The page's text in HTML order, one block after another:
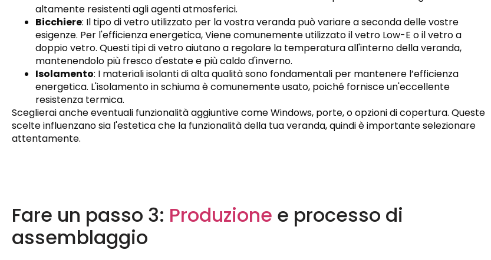
altamente resistenti agli agenti atmosferici.
Bicchiere: Il tipo di vetro utilizzato per la vostra veranda può variare a seconda delle vostre
esigenze. Per l'efficienza energetica, Viene comunemente utilizzato il vetro Low-E o il vetro a
doppio vetro. Questi tipi di vetro aiutano a regolare la temperatura all'interno della veranda,
mantenendolo più fresco d'estate e più caldo d'inverno.
Isolamento: I materiali isolanti di alta qualità sono fondamentali per mantenere l’efficienza
energetica. L'isolamento in schiuma è comunemente usato, poiché fornisce un'eccellente
resistenza termica.
Sceglierai anche eventuali funzionalità aggiuntive come Windows, porte, o opzioni di copertura. Queste
scelte influenzano sia l'estetica che la funzionalità della tua veranda, quindi è importante selezionare
attentamente.
Fare un passo 3: Produzione e processo di
assemblaggio